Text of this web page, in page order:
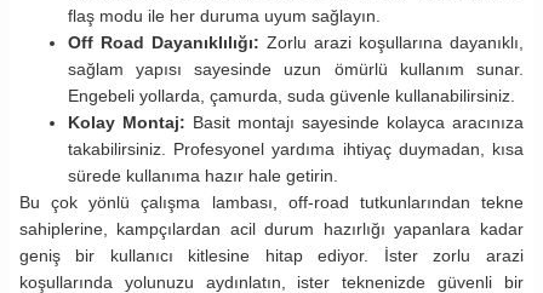
flaş modu ile her duruma uyum sağlayın.
Off Road Dayanıklılığı: Zorlu arazi koşullarına dayanıklı,
sağlam yapısı sayesinde uzun ömürlü kullanım sunar.
Engebeli yollarda, çamurda, suda güvenle kullanabilirsiniz.
Kolay Montaj: Basit montajı sayesinde kolayca aracınıza
takabilirsiniz. Profesyonel yardıma ihtiyaç duymadan, kısa
sürede kullanıma hazır hale getirin.
Bu çok yönlü çalışma lambası, off-road tutkunlarından tekne
sahiplerine, kampçılardan acil durum hazırlığı yapanlara kadar
geniş bir kullanıcı kitlesine hitap ediyor. İster zorlu arazi
koşullarında yolunuzu aydınlatın, ister teknenizde güvenli bir